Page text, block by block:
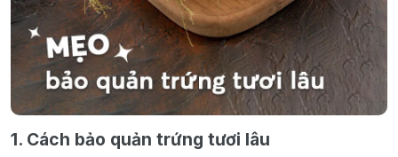
1. Cách bảo quản trứng tươi lâu